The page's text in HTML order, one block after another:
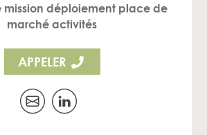
mission déploiement place de
marché activités
APPELER